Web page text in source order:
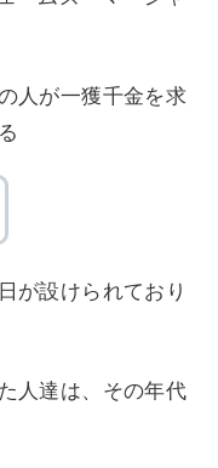
人が一獲千金を求
が設けられており
人達は、その年代